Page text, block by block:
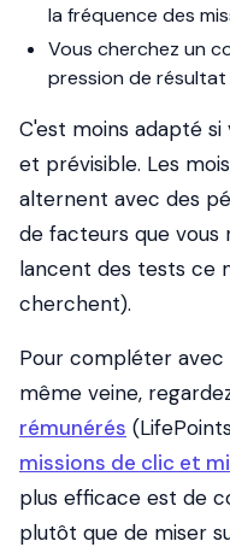
la fréquence des
Vous cherchez un
pression de résultat
C'est moins adapté
et prévisible. Les
alternent avec des
de facteurs que vous
lancent des tests ce
cherchent).
Pour compléter avec
même veine,
rémunérés
missions de clic et
plus efficace est de
plutôt que de miser